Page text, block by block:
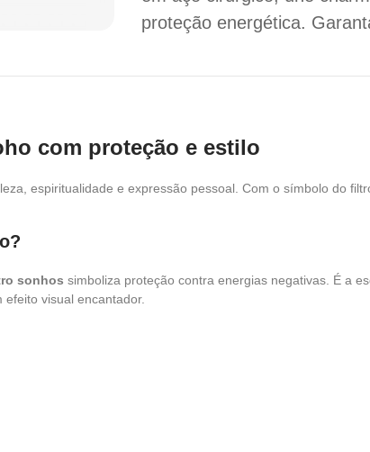
proteção energética.
com proteção e estilo
espiritualidade e expressão pessoal. Com o símbolo do
sonhos simboliza proteção contra energias negativas. É a
visual encantador.